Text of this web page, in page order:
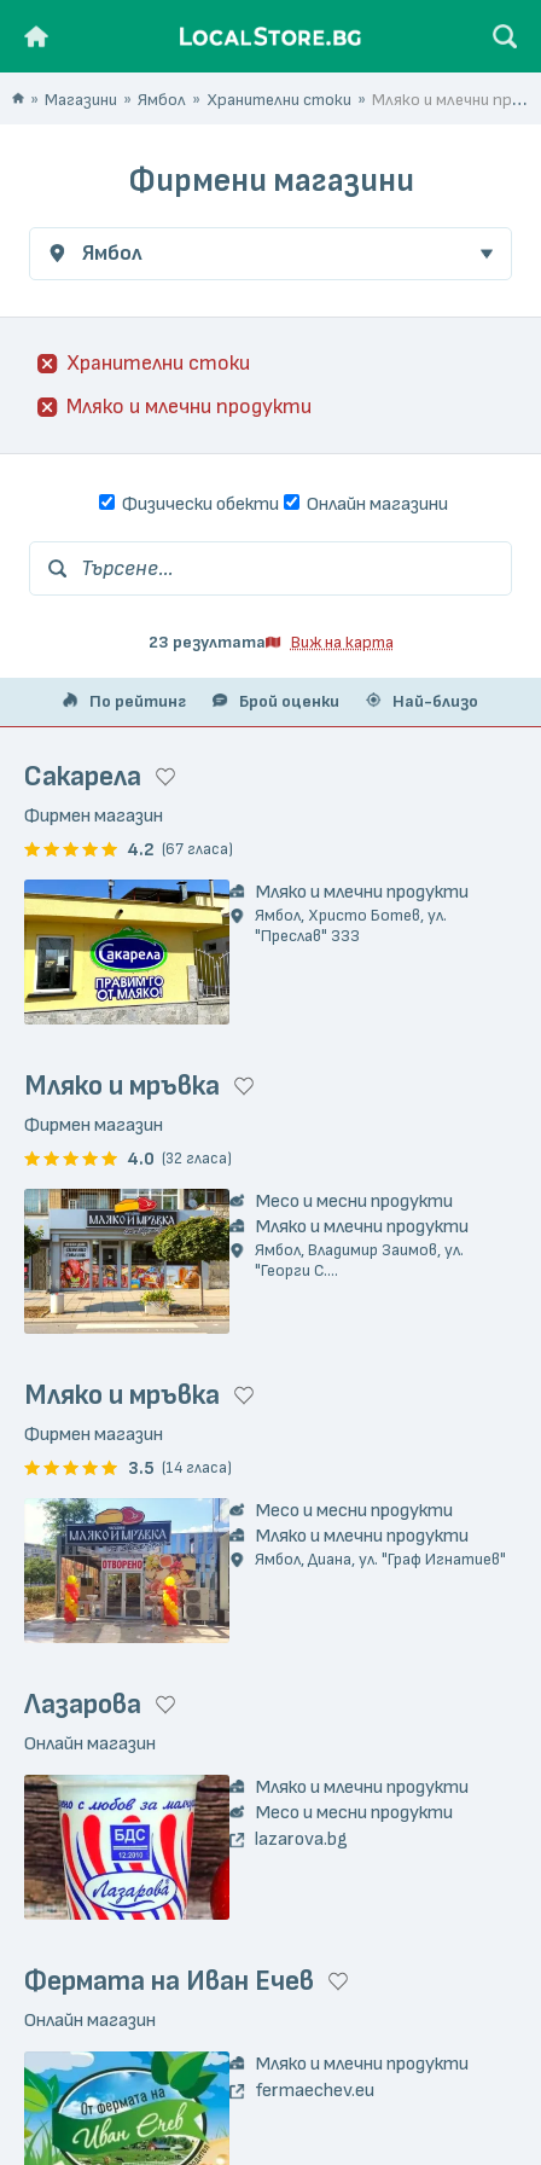
Магазини Ямбол Хранителни стоки Мляко и млечни продукти
Фирмени магазини
Ямбол
Хранителни стоки
Мляко и млечни продукти
Физически обекти Онлайн магазини
Търсене...
23 резултата Виж на карта
По рейтинг Брой оценки Най-близо
Сакарела
Фирмен магазин
4.2 (67 гласа)
Мляко и млечни продукти
Ямбол, Христо Ботев, ул.
"Преслав" 333
Мляко и мръвка
Фирмен магазин
4.0 (32 гласа)
Месо и месни продукти
Мляко и млечни продукти
Ямбол, Владимир Заимов, ул.
"Георги С....
Мляко и мръвка
Фирмен магазин
3.5 (14 гласа)
Месо и месни продукти
Мляко и млечни продукти
Ямбол, Диана, ул. "Граф Игнатиев"
Лазарова
Онлайн магазин
Мляко и млечни продукти
Месо и месни продукти
lazarova.bg
Фермата на Иван Ечев
Онлайн магазин
Мляко и млечни продукти
fermaechev.eu